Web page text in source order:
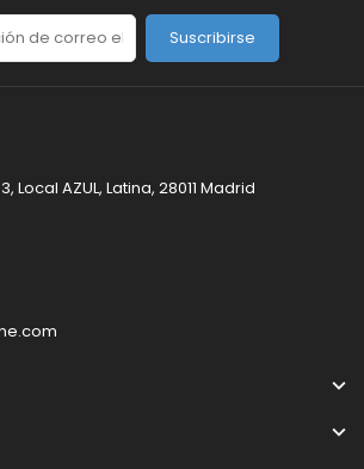
Suscribirse
Local AZUL, Latina, 28011 Madrid